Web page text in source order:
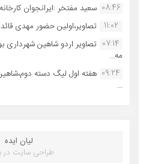
08:46 سعید مفتخر :ایرانجوان
11:02
تصاویر،اولین حضور مهدی
07:14 تصاویر اردو شاهین
مه...
09:24 هفته اول لیگ دسته
...
لیان ایده
طراحی سایت در